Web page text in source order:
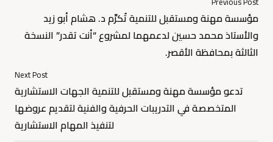
مؤسسة مهنة ومستقبل للتنمية تُكرِّم د. هشام أبو زيد
والأستاذ محمد حسين لدعمهما لمشروع “أنت تقدر” النسخة
الثالثة بمحافظة الأقصر.
Next Post
تدعو مؤسسة مهنة ومستقبل للتنمية الجهات الاستشارية
المتخصصة في التدريبات الحرفية والفنية لتقديم عروضها
لتنفيذ المهام الاستشارية